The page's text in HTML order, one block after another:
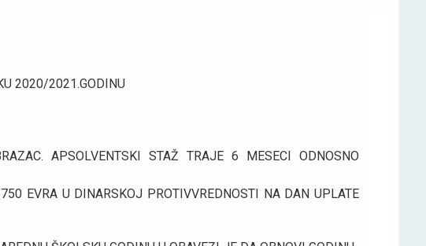
2020/2021.GODINU
APSOLVENTSKI STAŽ TRAJE 6 MESECI ODNOSNO
EVRA U DINARSKOJ PROTIVVREDNOSTI NA DAN UPLATE